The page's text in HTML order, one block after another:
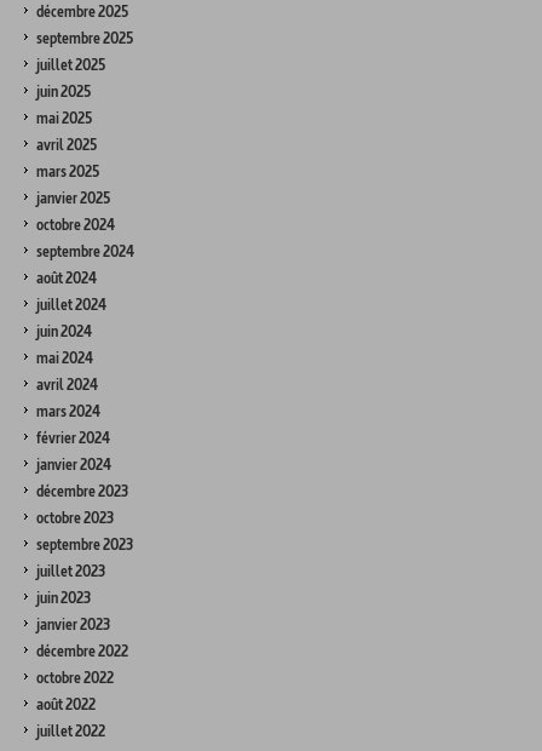
décembre 2025
septembre 2025
juillet 2025
juin 2025
mai 2025
avril 2025
mars 2025
janvier 2025
octobre 2024
septembre 2024
août 2024
juillet 2024
juin 2024
mai 2024
avril 2024
mars 2024
février 2024
janvier 2024
décembre 2023
octobre 2023
septembre 2023
juillet 2023
juin 2023
janvier 2023
décembre 2022
octobre 2022
août 2022
juillet 2022